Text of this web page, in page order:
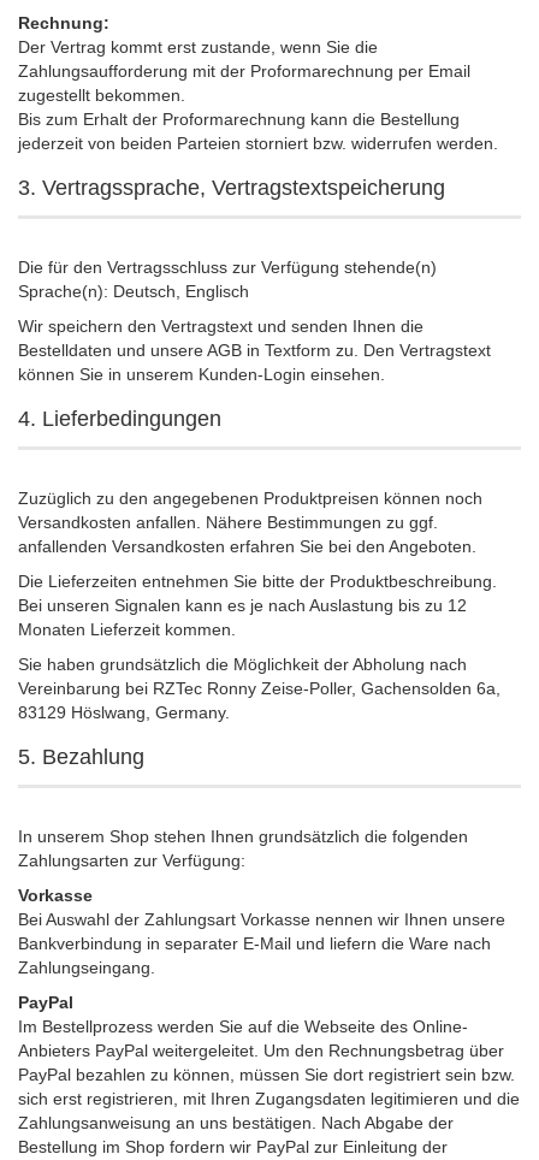
Rechnung:
Der Vertrag kommt erst zustande, wenn Sie die
Zahlungsaufforderung mit der Proformarechnung per Email
zugestellt bekommen.
Bis zum Erhalt der Proformarechnung kann die Bestellung
jederzeit von beiden Parteien storniert bzw. widerrufen werden.
3. Vertragssprache, Vertragstextspeicherung
Die für den Vertragsschluss zur Verfügung stehende(n)
Sprache(n): Deutsch, Englisch
Wir speichern den Vertragstext und senden Ihnen die
Bestelldaten und unsere AGB in Textform zu. Den Vertragstext
können Sie in unserem Kunden-Login einsehen.
4. Lieferbedingungen
Zuzüglich zu den angegebenen Produktpreisen können noch
Versandkosten anfallen. Nähere Bestimmungen zu ggf.
anfallenden Versandkosten erfahren Sie bei den Angeboten.
Die Lieferzeiten entnehmen Sie bitte der Produktbeschreibung.
Bei unseren Signalen kann es je nach Auslastung bis zu 12
Monaten Lieferzeit kommen.
Sie haben grundsätzlich die Möglichkeit der Abholung nach
Vereinbarung bei RZTec Ronny Zeise-Poller, Gachensolden 6a,
83129 Höslwang, Germany.
5. Bezahlung
In unserem Shop stehen Ihnen grundsätzlich die folgenden
Zahlungsarten zur Verfügung:
Vorkasse
Bei Auswahl der Zahlungsart Vorkasse nennen wir Ihnen unsere
Bankverbindung in separater E-Mail und liefern die Ware nach
Zahlungseingang.
PayPal
Im Bestellprozess werden Sie auf die Webseite des Online-
Anbieters PayPal weitergeleitet. Um den Rechnungsbetrag über
PayPal bezahlen zu können, müssen Sie dort registriert sein bzw.
sich erst registrieren, mit Ihren Zugangsdaten legitimieren und die
Zahlungsanweisung an uns bestätigen. Nach Abgabe der
Bestellung im Shop fordern wir PayPal zur Einleitung der